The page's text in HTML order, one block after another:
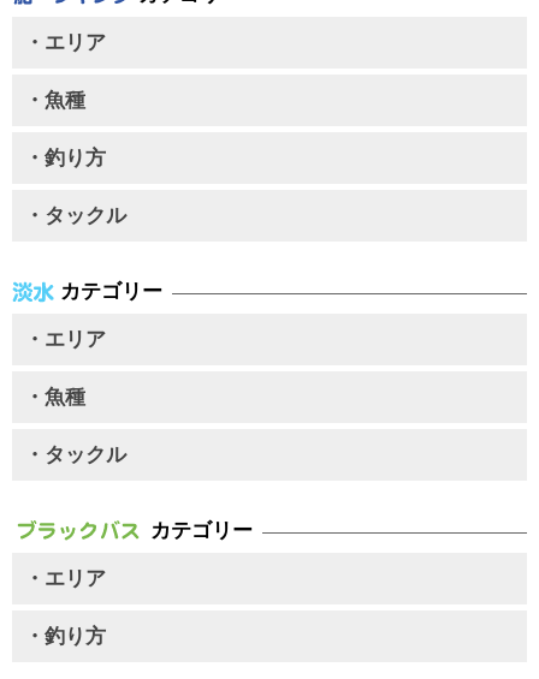
・エリア
・魚種
・釣り方
・タックル
カテゴリー
・エリア
・魚種
・タックル
カテゴリー
・エリア
・釣り方